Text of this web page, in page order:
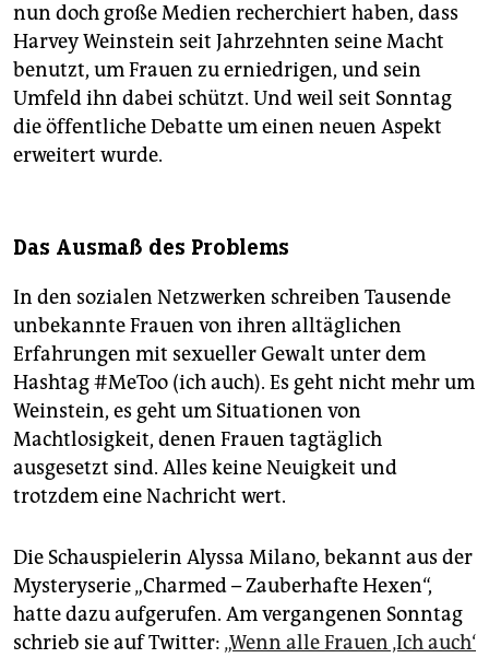
nun doch große Medien recherchiert haben, dass
Harvey Weinstein seit Jahrzehnten seine Macht
benutzt, um Frauen zu erniedrigen, und sein
Umfeld ihn dabei schützt. Und weil seit Sonntag
die öffentliche Debatte um einen neuen Aspekt
erweitert wurde.
Das Ausmaß des Problems
In den sozialen Netzwerken schreiben Tausende
unbekannte Frauen von ihren alltäglichen
Erfahrungen mit sexueller Gewalt unter dem
Hashtag #MeToo (ich auch). Es geht nicht mehr um
Weinstein, es geht um Situationen von
Machtlosigkeit, denen Frauen tagtäglich
ausgesetzt sind. Alles keine Neuigkeit und
trotzdem eine Nachricht wert.
Die Schauspielerin Alyssa Milano, bekannt aus der
Mysteryserie „Charmed – Zauberhafte Hexen“,
hatte dazu aufgerufen. Am vergangenen Sonntag
schrieb sie auf Twitter: „Wenn alle Frauen ‚Ich auch‘